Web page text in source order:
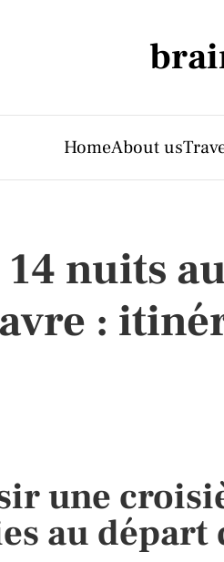
HomeAbout us
nuits
:
une
au départ